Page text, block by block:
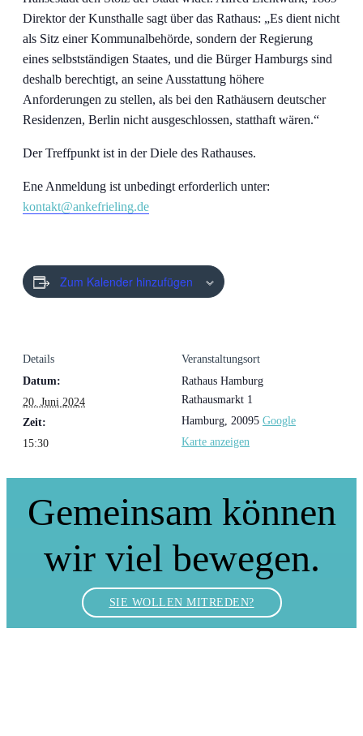
Direktor der Kunsthalle sagt über das Rathaus: „Es dient nicht
als Sitz einer Kommunalbehörde, sondern der Regierung
eines selbstständigen Staates, und die Bürger Hamburgs sind
deshalb berechtigt, an seine Ausstattung höhere
Anforderungen zu stellen, als bei den Rathäusern deutscher
Residenzen, Berlin nicht ausgeschlossen, statthaft wären.“
Der Treffpunkt ist in der Diele des Rathauses.
Ene Anmeldung ist unbedingt erforderlich unter:
kontakt@ankefrieling.de
Zum Kalender hinzufügen
Details
Datum:
20. Juni 2024
Zeit:
15:30
Veranstaltungsort
Rathaus Hamburg
Rathausmarkt 1
Hamburg 20095 Google
Karte anzeigen
Gemeinsam können
wir viel bewegen.
SIE WOLLEN MITREDEN?